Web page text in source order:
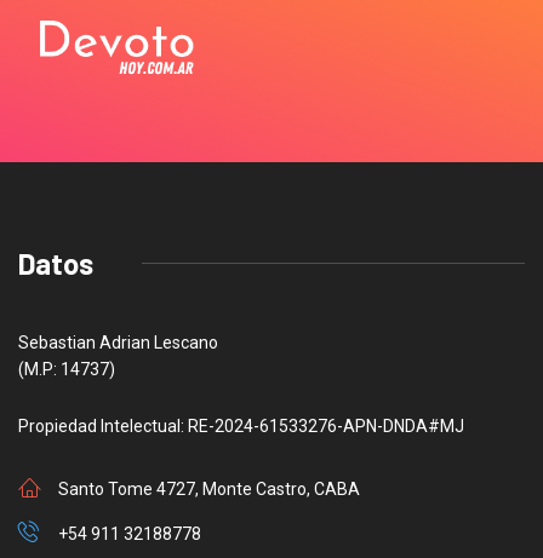
Datos
Sebastian Adrian Lescano
(M.P: 14737)
Propiedad Intelectual: RE-2024-61533276-APN-DNDA#MJ
Santo Tome 4727, Monte Castro, CABA
+54 911 32188778